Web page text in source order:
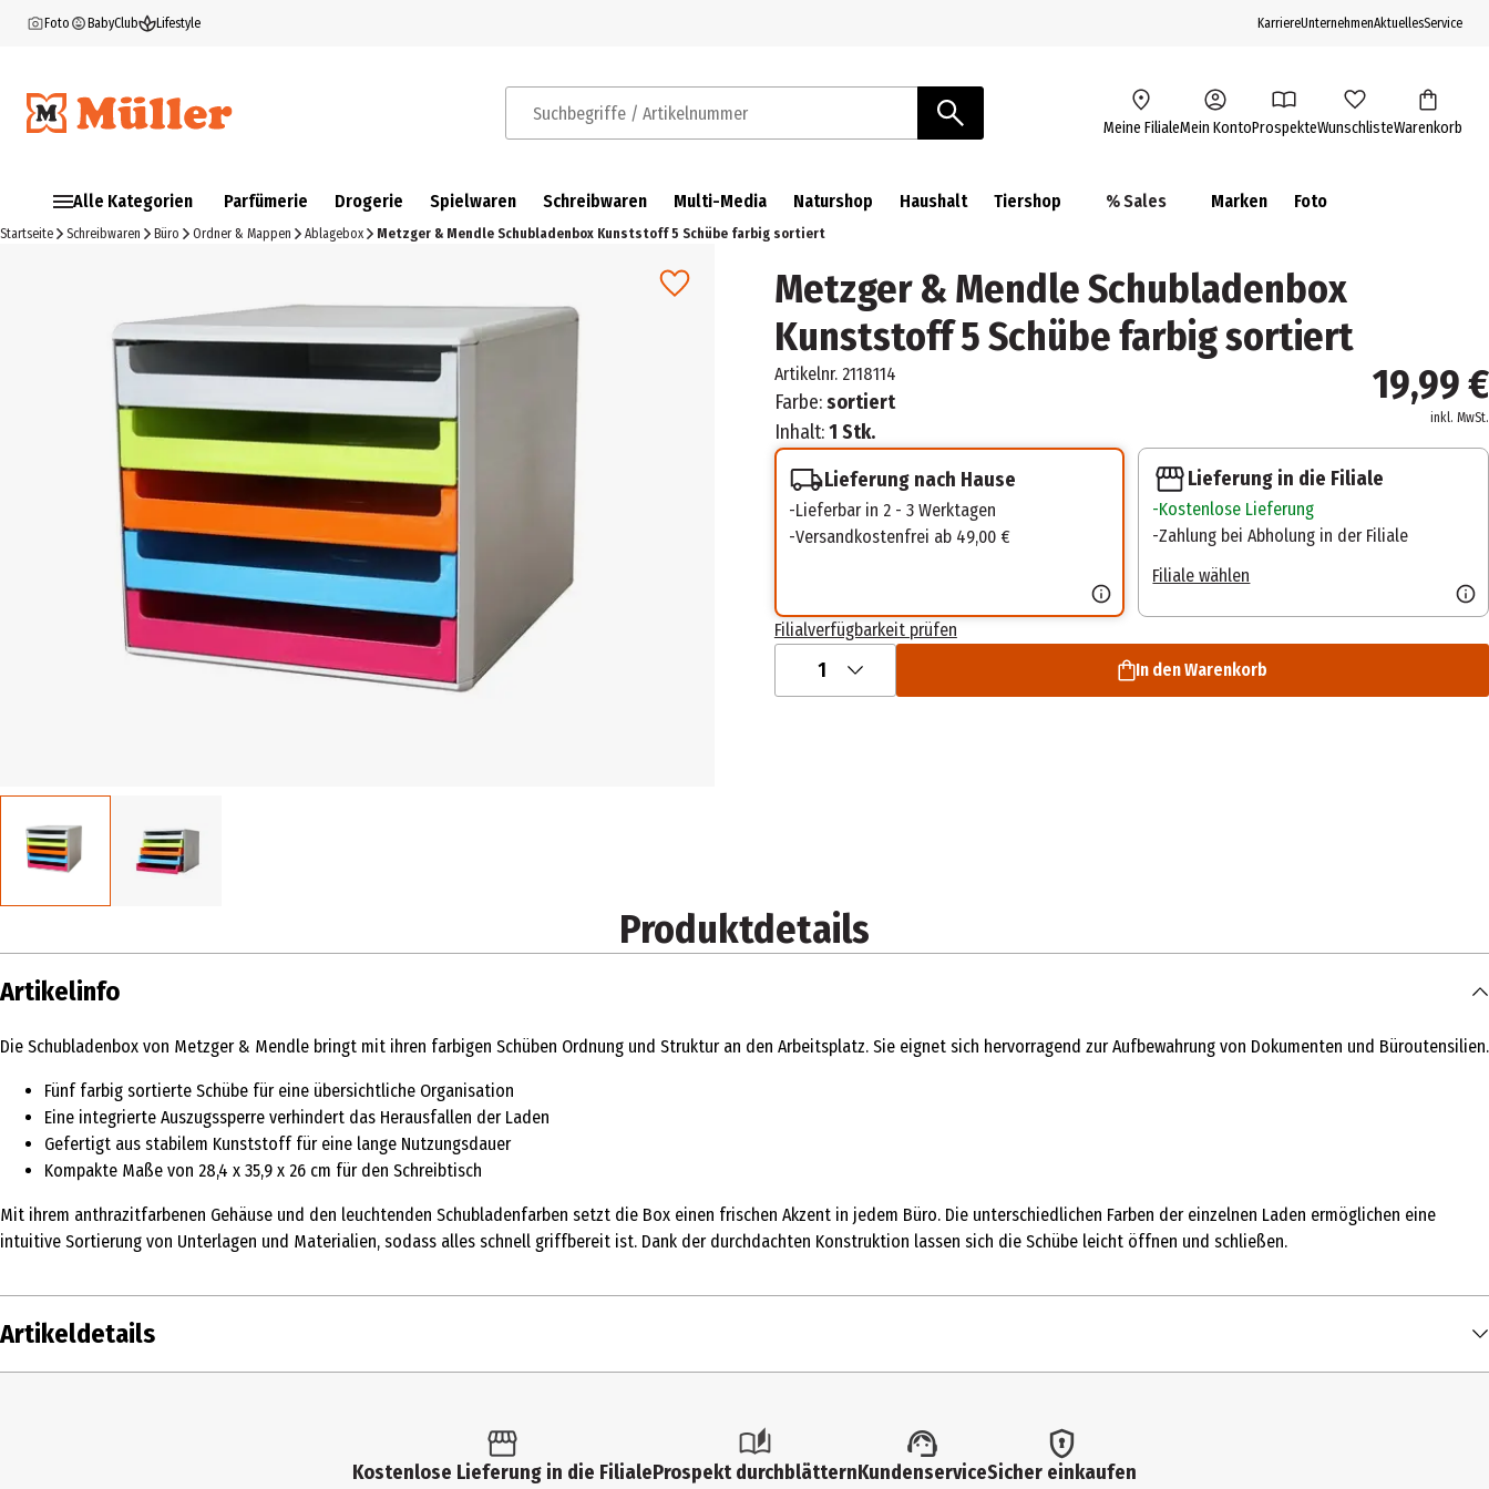
Foto BabyClub Lifestyle KarriereUnternehmenAktuellesService
Suchbegriffe / Artikelnummer Meine FilialeMein KontoProspekteWunschlisteWarenkorb
Alle Kategorien Parfümerie Drogerie Spielwaren Schreibwaren Multi-Media Naturshop Haushalt Tiershop % Sales Marken Foto
Startseite Schreibwaren Büro Ordner & Mappen Ablagebox Metzger & Mendle Schubladenbox Kunststoff 5 Schübe farbig sortiert
Metzger & Mendle Schubladenbox
Kunststoff 5 Schübe farbig sortiert
Artikelnr. 2118114
Farbe:sortiert
Inhalt:1 Stk.
19,99 €
inkl. MwSt.
Lieferung nach Hause
Lieferbar in 2 - 3 Werktagen
Versandkostenfrei ab 49,00 €
Lieferung in die Filiale
Kostenlose Lieferung
Zahlung bei Abholung in der Filiale
Filiale wählen
Filialverfügbarkeit prüfen
1 In den Warenkorb
Produktdetails
Artikelinfo
Die Schubladenbox von Metzger & Mendle bringt mit ihren farbigen Schüben Ordnung und Struktur an den Arbeitsplatz. Sie eignet sich hervorragend zur Aufbewahrung von Dokumenten und Büroutensilien.
Fünf farbig sortierte Schübe für eine übersichtliche Organisation
Eine integrierte Auszugssperre verhindert das Herausfallen der Laden
Gefertigt aus stabilem Kunststoff für eine lange Nutzungsdauer
Kompakte Maße von 28,4 x 35,9 x 26 cm für den Schreibtisch
Mit ihrem anthrazitfarbenen Gehäuse und den leuchtenden Schubladenfarben setzt die Box einen frischen Akzent in jedem Büro. Die unterschiedlichen Farben der einzelnen Laden ermöglichen eine
intuitive Sortierung von Unterlagen und Materialien, sodass alles schnell griffbereit ist. Dank der durchdachten Konstruktion lassen sich die Schübe leicht öffnen und schließen.
Artikeldetails
Kostenlose Lieferung in die FilialeProspekt durchblätternKundenserviceSicher einkaufen